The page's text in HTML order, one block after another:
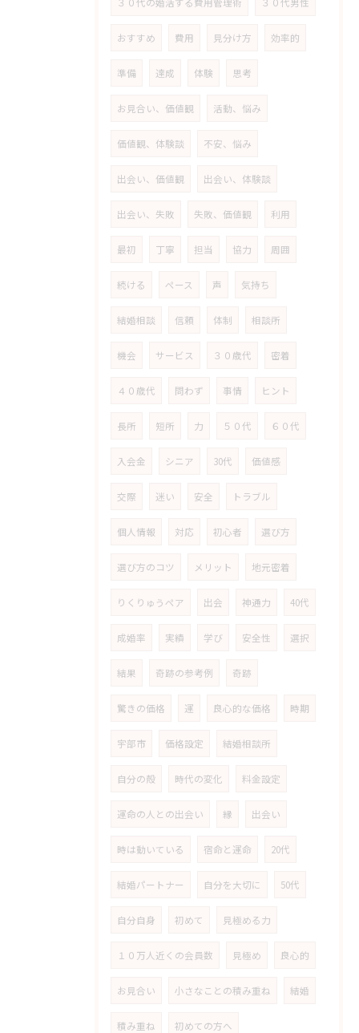
おすすめ 費用 見分け方 効率的
準備 達成 体験 思考
お見合い、価値観 活動、悩み
価値観、体験談 不安、悩み
出会い、価値観 出会い、体験談
出会い、失敗 失敗、価値観 利用
最初 丁寧 担当 協力 周囲
続ける ペース 声 気持ち
結婚相談 信頼 体制 相談所
機会 サービス ３０歳代 密着
４０歳代 問わず 事情 ヒント
長所 短所 力 ５０代 ６０代
入会金 シニア 30代 価値感
交際 迷い 安全 トラブル
個人情報 対応 初心者 選び方
選び方のコツ メリット 地元密着
りくりゅうペア 出会 神通力 40代
成婚率 実績 学び 安全性 選択
結果 奇跡の参考例 奇跡
驚きの価格 運 良心的な価格 時期
宇部市 価格設定 結婚相談所
自分の殻 時代の変化 料金設定
運命の人との出会い 縁 出会い
時は動いている 宿命と運命 20代
結婚パートナー 自分を大切に 50代
自分自身 初めて 見極める力
１０万人近くの会員数 見極め 良心的
お見合い 小さなことの積み重ね 結婚
積み重ね 初めての方へ